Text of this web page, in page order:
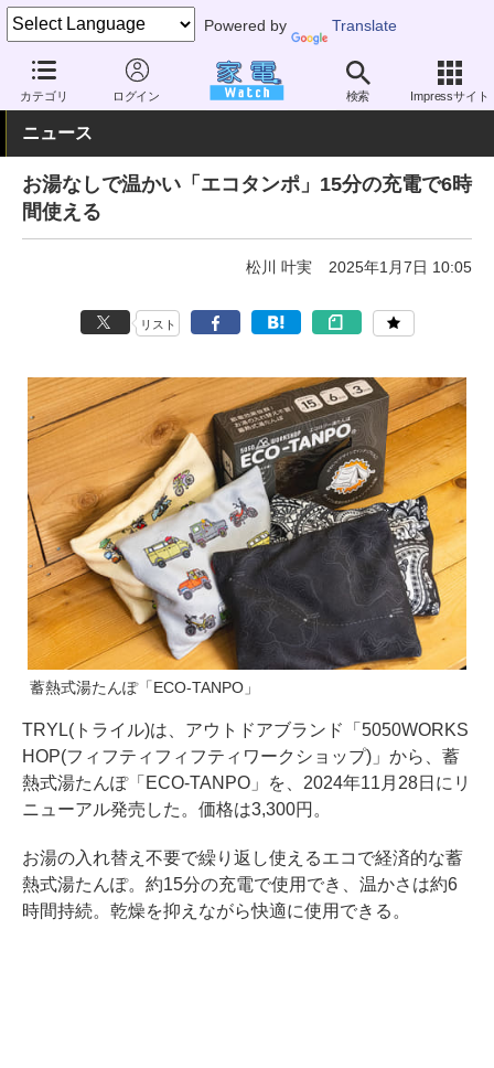
Powered by Translate
カテゴリ ログイン 検索 Impressサイト
家電 Watch 空調家電 暖房器具 その他
ニュース
お湯なしで温かい「エコタンポ」15分の充電で6時
間使える
松川 叶実 2025年1月7日 10:05
リスト
蓄熱式湯たんぽ「ECO-TANPO」
TRYL(トライル)は、アウトドアブランド「5050WORKS
HOP(フィフティフィフティワークショップ)」から、蓄
熱式湯たんぽ「ECO-TANPO」を、2024年11月28日にリ
ニューアル発売した。価格は3,300円。
お湯の入れ替え不要で繰り返し使えるエコで経済的な蓄
熱式湯たんぽ。約15分の充電で使用でき、温かさは約6
時間持続。乾燥を抑えながら快適に使用できる。